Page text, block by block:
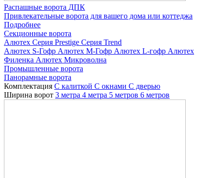
Распашные ворота ДПК
Привлекательные ворота для вашего дома или коттеджа
Подробнее
Секционные ворота
Алютех Серия Prestige Серия Trend
Алютех S-Гофр Алютех M-Гофр Алютех L-гофр Алютех
Филенка Алютех Микроволна
Промышленные ворота
Панорамные ворота
Комплектация С калиткой С окнами C дверью
Ширина ворот 3 метра 4 метра 5 метров 6 метров